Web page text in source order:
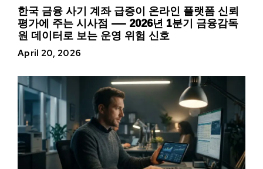
한국 금융 사기 계좌 급증이 온라인 플랫폼 신뢰
평가에 주는 시사점 — 2026년 1분기 금융감독
원 데이터로 보는 운영 위험 신호
April 20, 2026